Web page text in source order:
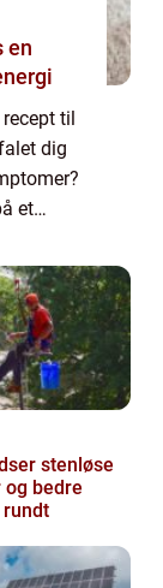
til
dig
et
stenløse
og bedre
rundt